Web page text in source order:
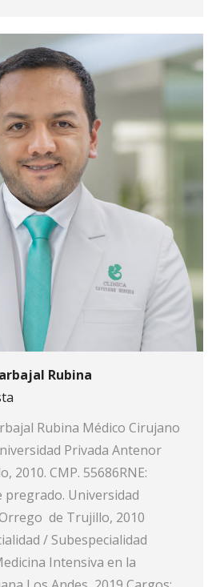
Rubina
Rubina Médico Cirujano
Privada Antenor
2010. CMP. 55686RNE:
pregrado. Universidad
de Trujillo, 2010
/ Subespecialidad
Intensiva en la